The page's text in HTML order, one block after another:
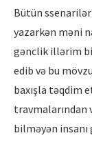
Bütün
yazarkən məni
gənclik illərim
edib və bu
baxışla təqdim
travmalarından
bilməyən